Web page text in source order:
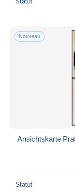
Nouveau
Ansichtskarte
Statut